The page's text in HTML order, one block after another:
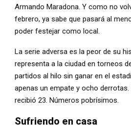
Armando Maradona. Y como no
febrero, ya sabe que pasará al
poder festejar como local.
La serie adversa es la peor de su
representa a la ciudad en torneos
partidos al hilo sin ganar en el
apenas un empate y ocho
recibió 23. Números pobrísimos.
Sufriendo en casa